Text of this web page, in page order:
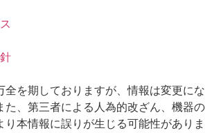
全を期しておりますが、情報は変更にな
た、第三者による人為的改ざん、機器の
本情報に誤りが生じる可能性がありま